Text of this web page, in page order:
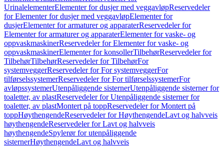
UrinalelementerElementer for dusjer med veggavløpReservedeler
for Elementer for dusjer med veggavløpElementer for
dusjerElementer for armaturer og apparaterReservedeler for
Elementer for armaturer og apparaterElementer for vaske- og
oppvaskmaskinerReservedeler for Elementer for vaske- og
oppvaskmaskinerElementer for konsollerTilbehørReservedeler for
TilbehørTilbehørReservedeler for TilbehørFor
systemveggerReservedeler for For systemveggerFor
tilførselssystemerReservedeler for For tilførselssystemerFor
avløpssystemerUtenpåliggende sisternerUtenpåliggende sisterner for
toaletter, av plastReservedeler for Utenpåliggende sisterner for
toaletter, av plastMontert på toppReservedeler for Montert på
toppHøythengendeReservedeler for HøythengendeLavt og halvveis
høythengendeReservedeler for Lavt og halvveis
høythengendeSpylerør for utenpåliggende
sisternerHøythengendeLavt og halvveis